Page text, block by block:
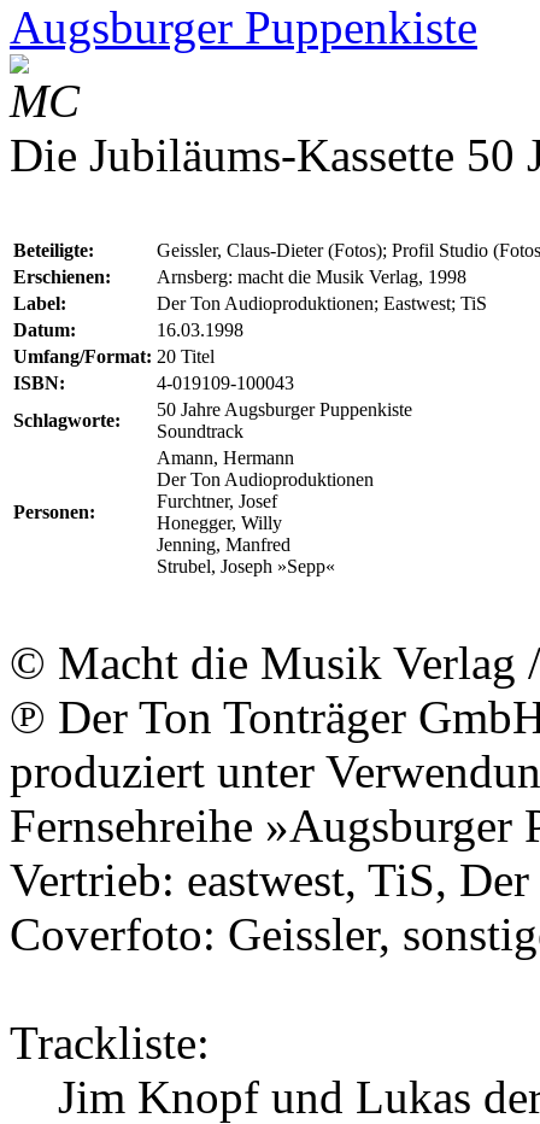
Augsburger Puppenkiste
MC
Die Jubiläums-Kassette 50
Beteiligte:
Geissler, Claus-Dieter (Fotos); Profil Studio
Erschienen:
Arnsberg: macht die Musik Verlag, 1998
Label:
Der Ton Audioproduktionen; Eastwest; TiS
Datum:
16.03.1998
Umfang/Format: 20 Titel
ISBN:
4-019109-100043
Schlagworte:
50 Jahre Augsburger Puppenkiste
Soundtrack
Personen:
Amann, Hermann
Der Ton Audioproduktionen
Furchtner, Josef
Honegger, Willy
Jenning, Manfred
Strubel, Joseph »Sepp«
© Macht die Musik Verlag
℗ Der Ton Tonträger
produziert unter
Fernsehreihe »Augsburger
Vertrieb: eastwest, TiS, Der
Coverfoto: Geissler,
Trackliste:
Jim Knopf und Lukas